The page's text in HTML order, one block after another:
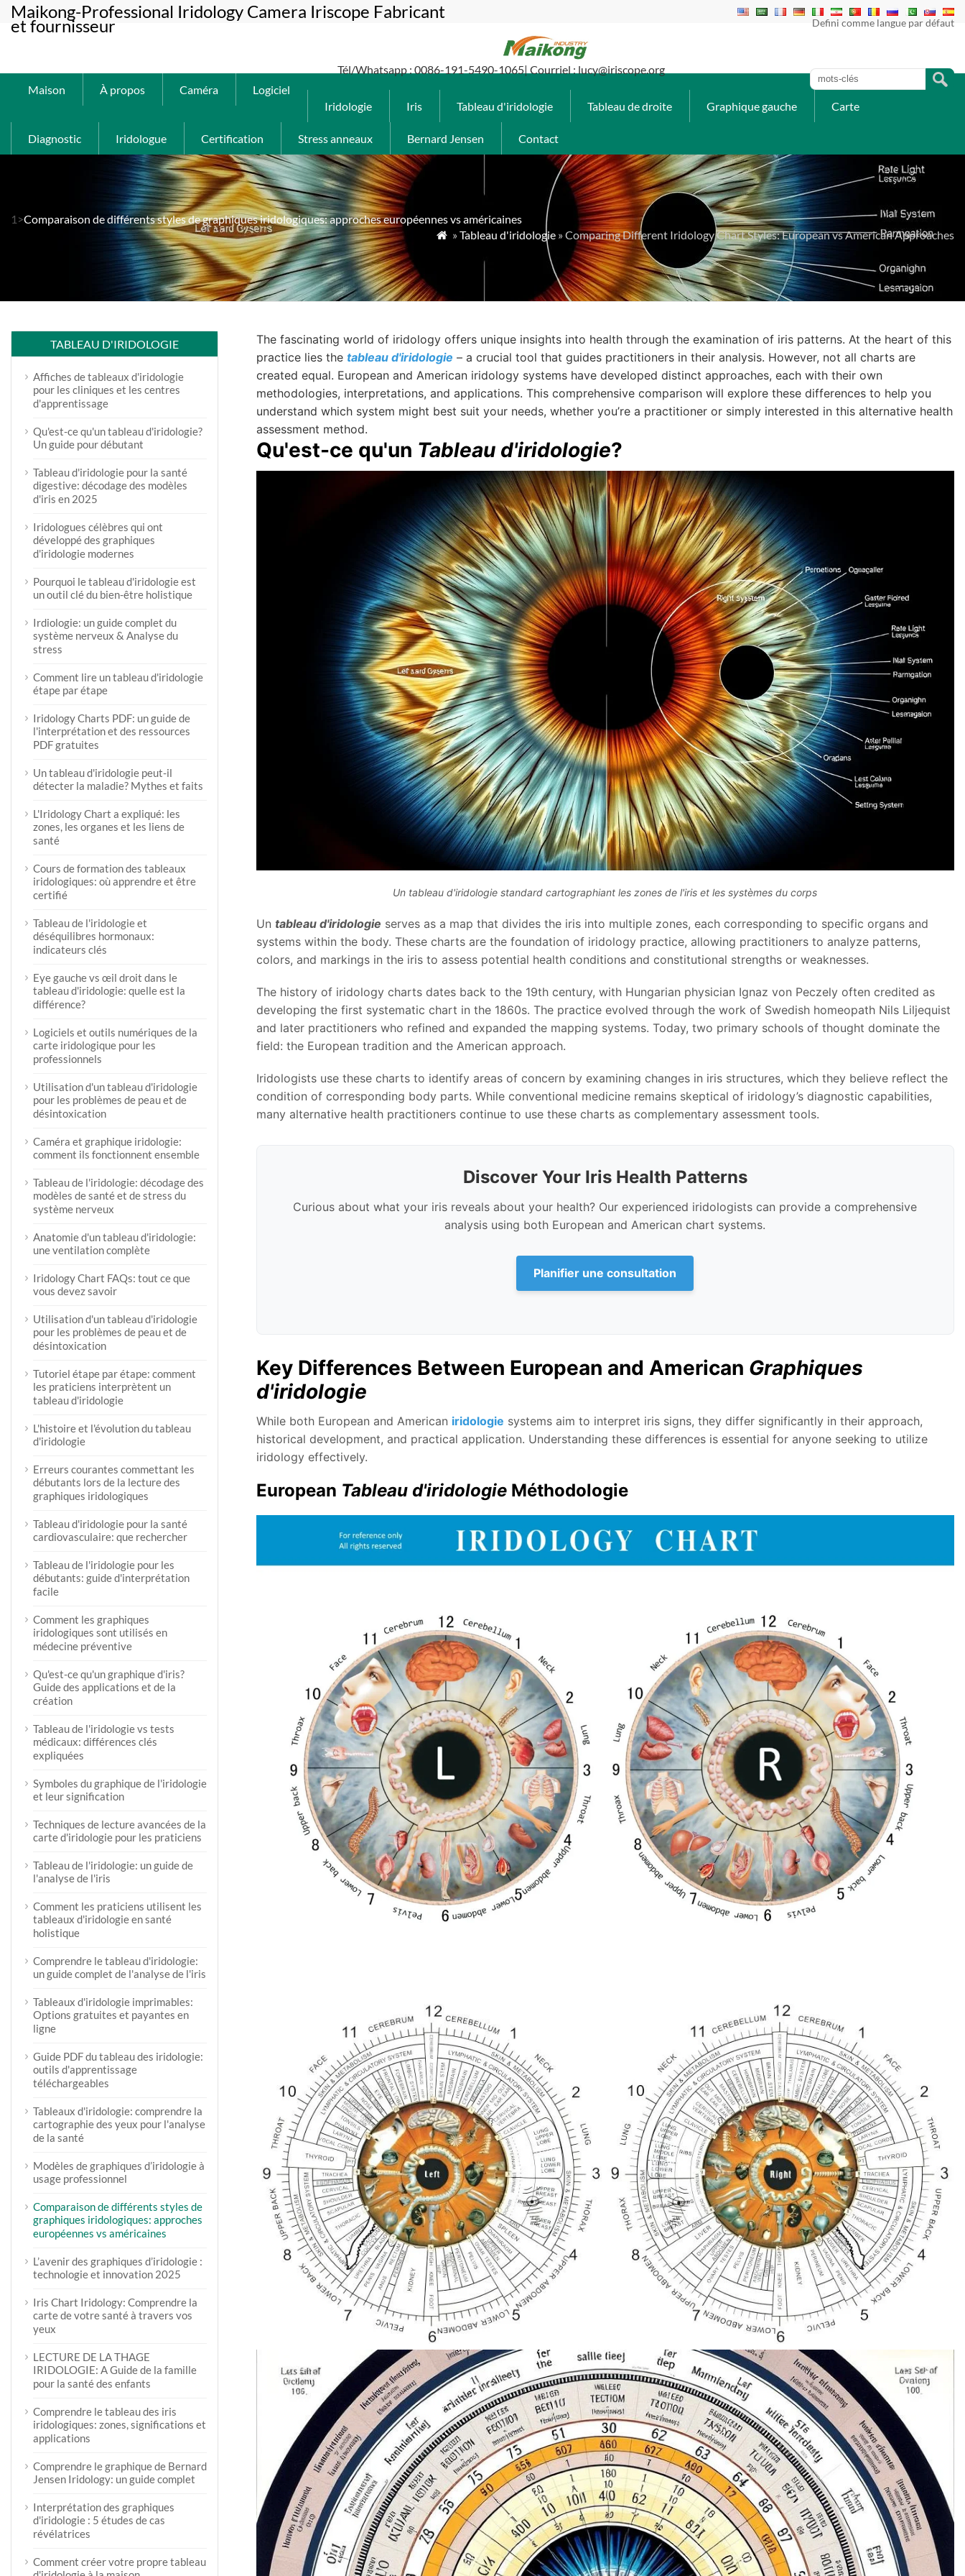
Maikong-Professional Iridology Camera Iriscope Fabricant
et fournisseur Defini comme langue par défaut
Tél/Whatsapp : 0086-191-5490-1065| Courriel : lucy@iriscope.org
Maison
À propos Caméra
Logiciel
Iridologie
Iris Tableau d'iridologie Tableau de droite Graphique gauche Carte
Diagnostic Iridologue Certification Stress anneaux Bernard Jensen Contact
1>Comparaison de différents styles de graphiques iridologiques: approches européennes vs américaines
 »Tableau d'iridologie » Comparing Different Iridology Chart Styles: European vs American Approaches
The fascinating world of iridology offers unique insights into health through the examination of iris patterns. At the heart of this
practice lies the tableau d'iridologie – a crucial tool that guides practitioners in their analysis. However, not all charts are
created equal. European and American iridology systems have developed distinct approaches, each with their own
methodologies, interpretations, and applications. This comprehensive comparison will explore these differences to help you
understand which system might best suit your needs, whether you’re a practitioner or simply interested in this alternative health
assessment method.
Qu'est-ce qu'un Tableau d'iridologie?
Un tableau d'iridologie standard cartographiant les zones de l'iris et les systèmes du corps
Un tableau d'iridologie serves as a map that divides the iris into multiple zones, each corresponding to specific organs and
systems within the body. These charts are the foundation of iridology practice, allowing practitioners to analyze patterns,
colors, and markings in the iris to assess potential health conditions and constitutional strengths or weaknesses.
The history of iridology charts dates back to the 19th century, with Hungarian physician Ignaz von Peczely often credited as
developing the first systematic chart in the 1860s. The practice evolved through the work of Swedish homeopath Nils Liljequist
and later practitioners who refined and expanded the mapping systems. Today, two primary schools of thought dominate the
field: the European tradition and the American approach.
Iridologists use these charts to identify areas of concern by examining changes in iris structures, which they believe reflect the
condition of corresponding body parts. While conventional medicine remains skeptical of iridology’s diagnostic capabilities,
many alternative health practitioners continue to use these charts as complementary assessment tools.
Discover Your Iris Health Patterns
Curious about what your iris reveals about your health? Our experienced iridologists can provide a comprehensive
analysis using both European and American chart systems.
Planifier une consultation
Key Differences Between European and American Graphiques
d'iridologie
While both European and American iridologie systems aim to interpret iris signs, they differ significantly in their approach,
historical development, and practical application. Understanding these differences is essential for anyone seeking to utilize
iridology effectively.
European Tableau d'iridologieMéthodologie
TABLEAU D'IRIDOLOGIE
Affiches de tableaux d'iridologie
pour les cliniques et les centres
d'apprentissage
Qu'est-ce qu'un tableau d'iridologie?
Un guide pour débutant
Tableau d'iridologie pour la santé
digestive: décodage des modèles
d'iris en 2025
Iridologues célèbres qui ont
développé des graphiques
d'iridologie modernes
Pourquoi le tableau d'iridologie est
un outil clé du bien-être holistique
Irdiologie: un guide complet du
système nerveux & Analyse du
stress
Comment lire un tableau d'iridologie
étape par étape
Iridology Charts PDF: un guide de
l'interprétation et des ressources
PDF gratuites
Un tableau d'iridologie peut-il
détecter la maladie? Mythes et faits
L'Iridology Chart a expliqué: les
zones, les organes et les liens de
santé
Cours de formation des tableaux
iridologiques: où apprendre et être
certifié
Tableau de l'iridologie et
déséquilibres hormonaux:
indicateurs clés
Eye gauche vs œil droit dans le
tableau d'iridologie: quelle est la
différence?
Logiciels et outils numériques de la
carte iridologique pour les
professionnels
Utilisation d'un tableau d'iridologie
pour les problèmes de peau et de
désintoxication
Caméra et graphique iridologie:
comment ils fonctionnent ensemble
Tableau de l'iridologie: décodage des
modèles de santé et de stress du
système nerveux
Anatomie d'un tableau d'iridologie:
une ventilation complète
Iridology Chart FAQs: tout ce que
vous devez savoir
Utilisation d'un tableau d'iridologie
pour les problèmes de peau et de
désintoxication
Tutoriel étape par étape: comment
les praticiens interprètent un
tableau d'iridologie
L'histoire et l'évolution du tableau
d'iridologie
Erreurs courantes commettant les
débutants lors de la lecture des
graphiques iridologiques
Tableau d'iridologie pour la santé
cardiovasculaire: que rechercher
Tableau de l'iridologie pour les
débutants: guide d'interprétation
facile
Comment les graphiques
iridologiques sont utilisés en
médecine préventive
Qu'est-ce qu'un graphique d'iris?
Guide des applications et de la
création
Tableau de l'iridologie vs tests
médicaux: différences clés
expliquées
Symboles du graphique de l'iridologie
et leur signification
Techniques de lecture avancées de la
carte d'iridologie pour les praticiens
Tableau de l'iridologie: un guide de
l'analyse de l'iris
Comment les praticiens utilisent les
tableaux d'iridologie en santé
holistique
Comprendre le tableau d'iridologie:
un guide complet de l'analyse de l'iris
Tableaux d'iridologie imprimables:
Options gratuites et payantes en
ligne
Guide PDF du tableau des iridologie:
outils d'apprentissage
téléchargeables
Tableaux d'iridologie: comprendre la
cartographie des yeux pour l'analyse
de la santé
Modèles de graphiques d’iridologie à
usage professionnel
Comparaison de différents styles de
graphiques iridologiques: approches
européennes vs américaines
L’avenir des graphiques d’iridologie :
technologie et innovation 2025
Iris Chart Iridology: Comprendre la
carte de votre santé à travers vos
yeux
LECTURE DE LA THAGE
IRIDOLOGIE: A Guide de la famille
pour la santé des enfants
Comprendre le tableau des iris
iridologiques: zones, significations et
applications
Comprendre le graphique de Bernard
Jensen Iridology: un guide complet
Interprétation des graphiques
d'iridologie : 5 études de cas
révélatrices
Comment créer votre propre tableau